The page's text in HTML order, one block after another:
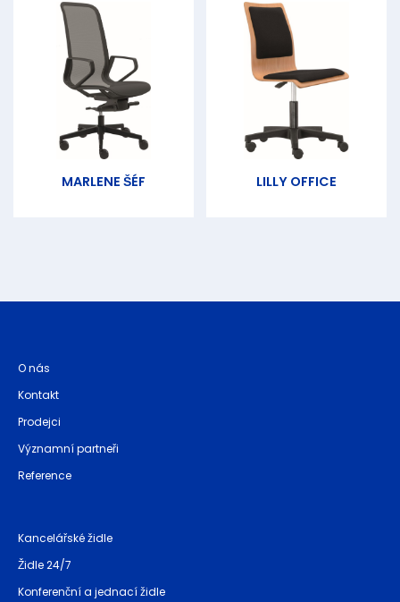
MARLENE ŠÉF LILLY OFFICE
O nás
Kontakt
Prodejci
Významní partneři
Reference
Kancelářské židle
Židle 24/7
Konferenční a jednací židle